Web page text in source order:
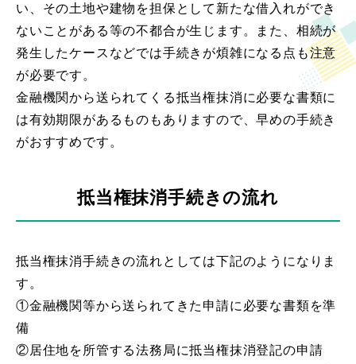
い、その土地や建物を担保として新たな借入れができ
ないことがある等の不都合が生じます。また、相続が
発生したケースなどでは手続きが煩雑になる点も注意
が必要です。
金融機関から送られてくる抵当権抹消に必要な書類に
は有効期限があるものもありますので、早めの手続き
がおすすめです。
抵当権抹消手続きの流れ
抵当権抹消手続きの流れとしては下記のようになりま
す。
①金融機関等から送られてきた申請に必要な書類を準
備
②居住地を所管する法務局に抵当権抹消登記の申請